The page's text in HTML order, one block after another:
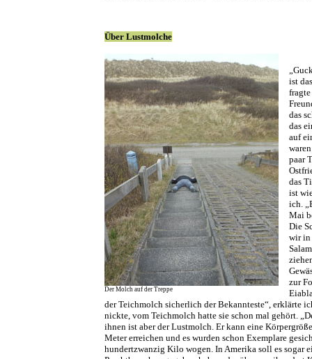
Über Lustmolche
Der Molch auf der Treppe
ist
das
das
auf
paar
das
ist
ich.
Mai
Die
wir
zur
der Teichmolch sicherlich der Bekannteste“, erklärte
nickte, vom Teichmolch hatte sie schon mal gehört.
ihnen ist aber der Lustmolch. Er kann eine
Meter erreichen und es wurden schon Exemplare
hundertzwanzig Kilo wogen. In Amerika soll es sogar